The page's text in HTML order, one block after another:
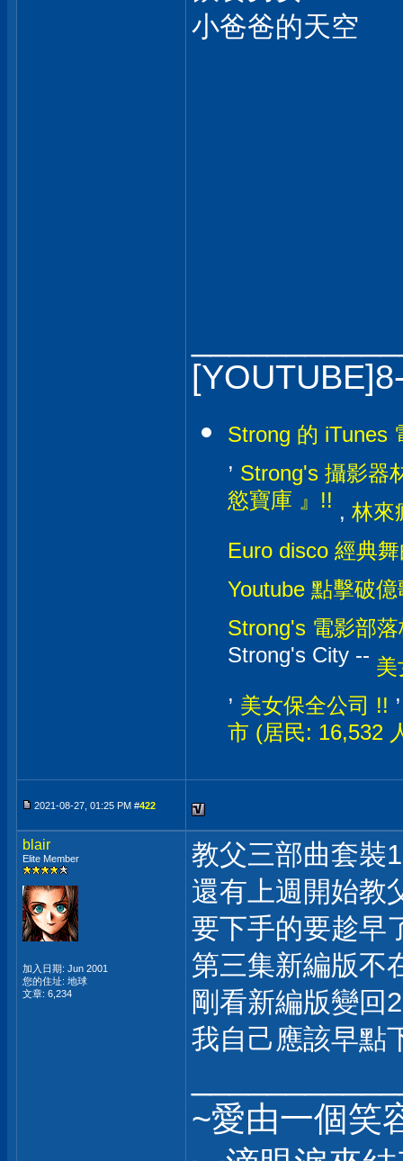
小爸爸的天空
Strong 的 iTunes
, Strong's 攝影器
慾寶庫 』!! , 林來
Euro disco 經典
Youtube 點擊破
Strong's 電影部
Strong's City -- 美
, 美女保全公司 !!
市 (居民: 16,532
2021-08-27, 01:25 PM #422
blair
Elite Member
加入日期: Jun 2001
您的住址: 地球
文章: 6,234
教父三部曲套裝
還有上週開始教
要下手的要趁早
第三集新編版不
剛看新編版變回
我自己應該早點
~愛由一個笑